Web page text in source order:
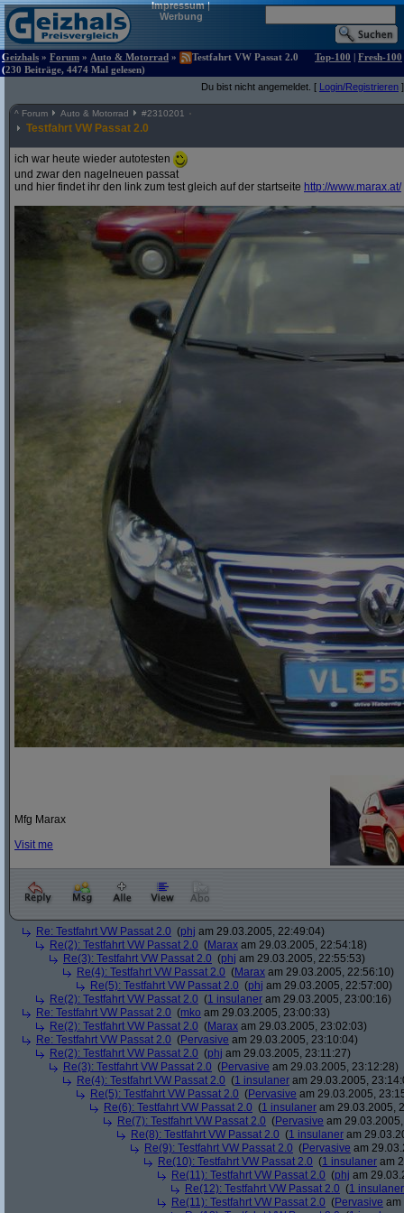
Impressum|
Werbung
Geizhals » Forum » Auto & Motorrad »
Testfahrt VW Passat 2.0
(230 Beiträge, 4474 Mal gelesen)
Top-100 | Fresh-100
Du bist nicht angemeldet. [ Login/Registrieren ]
^ Forum Auto & Motorrad #2310201
Testfahrt VW Passat 2.0
ich war heute wieder autotesten
und zwar den nagelneuen passat
und hier findet ihr den link zum test gleich auf der startseite http://www.marax.at/
Mfg Marax
Visit me
Re: Testfahrt VW Passat 2.0 (phj am 29.03.2005, 22:49:04)
Re(2): Testfahrt VW Passat 2.0 (Marax am 29.03.2005, 22:54:18)
Re(3): Testfahrt VW Passat 2.0 (phj am 29.03.2005, 22:55:53)
Re(4): Testfahrt VW Passat 2.0 (Marax am 29.03.2005, 22:56:10)
Re(5): Testfahrt VW Passat 2.0 (phj am 29.03.2005, 22:57:00)
Re(2): Testfahrt VW Passat 2.0 (1 insulaner am 29.03.2005, 23:00:16)
Re: Testfahrt VW Passat 2.0 (mko am 29.03.2005, 23:00:33)
Re(2): Testfahrt VW Passat 2.0 (Marax am 29.03.2005, 23:02:03)
Re: Testfahrt VW Passat 2.0 (Pervasive am 29.03.2005, 23:10:04)
Re(2): Testfahrt VW Passat 2.0 (phj am 29.03.2005, 23:11:27)
Re(3): Testfahrt VW Passat 2.0 (Pervasive am 29.03.2005, 23:12:28)
Re(4): Testfahrt VW Passat 2.0 (1 insulaner am 29.03.2005,
Re(5): Testfahrt VW Passat 2.0 (Pervasive am 29.03.2005,
Re(6): Testfahrt VW Passat 2.0 (1 insulaner am 29.03.2005,
Re(7): Testfahrt VW Passat 2.0 (Pervasive am
Re(8): Testfahrt VW Passat 2.0 (1 insulaner am
Re(9): Testfahrt VW Passat 2.0 (Pervasive am
Re(10): Testfahrt VW Passat 2.0 (1 insulaner am
Re(11): Testfahrt VW Passat 2.0 (phj am
Re(12): Testfahrt VW Passat 2.0 (1 insulaner
Re(11): Testfahrt VW Passat 2.0 (Pervasive am